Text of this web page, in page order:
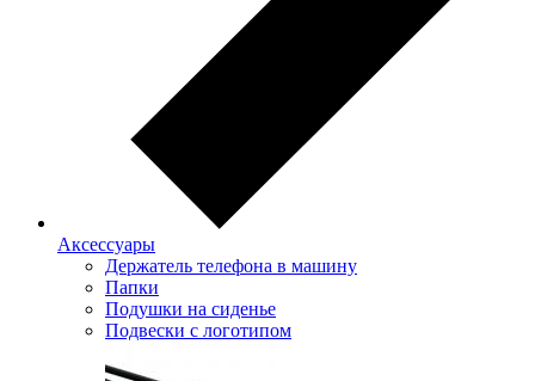
Аксессуары
Держатель телефона в машину
Папки
Подушки на сиденье
Подвески с логотипом